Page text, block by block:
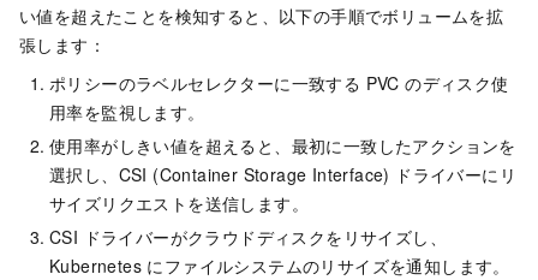
い値を超えたことを検知すると、以下の手順でボリュームを拡
張します：
ポリシーのラベルセレクターに一致する PVC のディスク使
用率を監視します。
使用率がしきい値を超えると、最初に一致したアクションを
選択し、CSI (Container Storage Interface) ドライバーにリ
サイズリクエストを送信します。
CSI ドライバーがクラウドディスクをリサイズし、
Kubernetes にファイルシステムのリサイズを通知します。